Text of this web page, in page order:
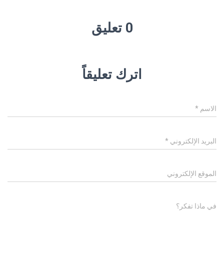
0 تعليق
اترك تعليقاً
الاسم *
البريد الإلكتروني *
الموقع الإلكتروني
في ماذا تفكر؟